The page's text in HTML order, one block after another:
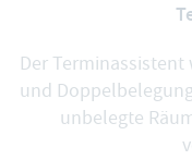
Der
und
unbelegte